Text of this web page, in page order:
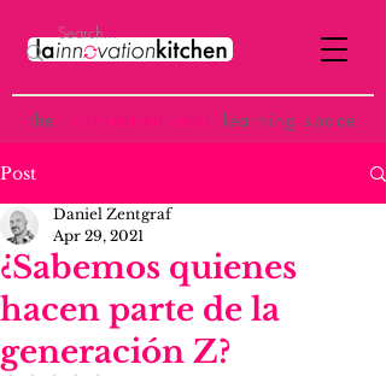
the ost-institutional learning space
Post
¿Sabemos quienes
hacen parte de la
generación Z?
Daniel Zentgraf
Apr 29, 2021